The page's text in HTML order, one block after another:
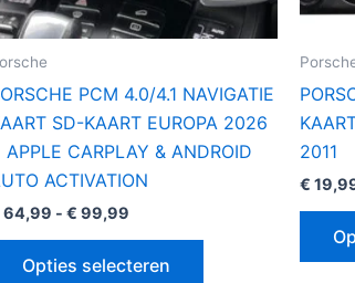
PCM 4.0/4.1 NAVIGATIE
SD-KAART EUROPA 2026
APPLE CARPLAY & ANDROID
ACTIVATION
64,99 - € 99,99
Opties selecteren
worden
productpagina
2011
€